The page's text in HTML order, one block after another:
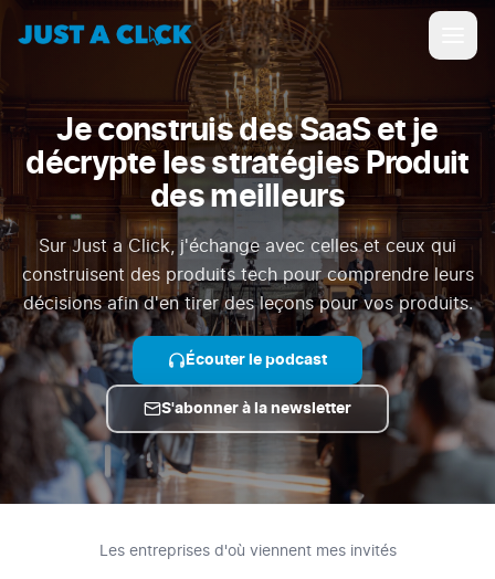
Je construis des SaaS et je
décrypte les stratégies Produit
des meilleurs
Sur Just a Click, j'échange avec celles et ceux qui
construisent des produits tech pour comprendre leurs
décisions afin d'en tirer des leçons pour vos produits.
Écouter le podcast
S'abonner à la newsletter
Les entreprises d'où viennent mes invités